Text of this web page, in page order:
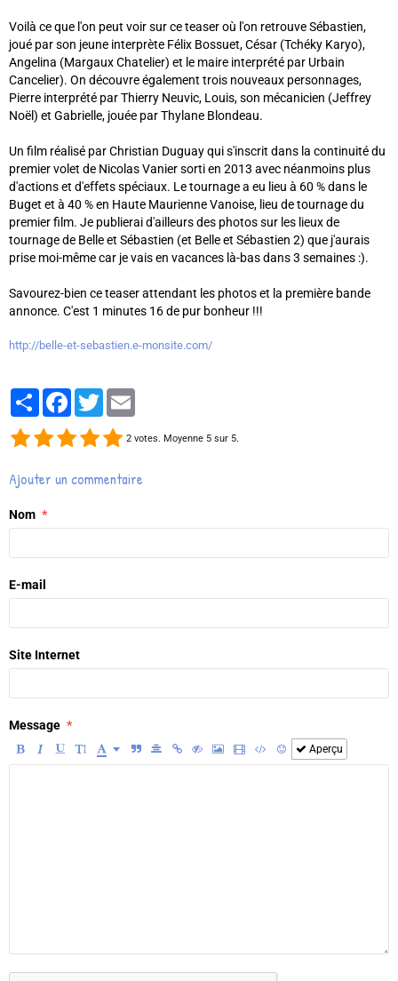
Voilà ce que l'on peut voir sur ce teaser où l'on retrouve Sébastien,
joué par son jeune interprète Félix Bossuet, César (Tchéky Karyo),
Angelina (Margaux Chatelier) et le maire interprété par Urbain
Cancelier). On découvre également trois nouveaux personnages,
Pierre interprété par Thierry Neuvic, Louis, son mécanicien (Jeffrey
Noël) et Gabrielle, jouée par Thylane Blondeau.
Un film réalisé par Christian Duguay qui s'inscrit dans la continuité du
premier volet de Nicolas Vanier sorti en 2013 avec néanmoins plus
d'actions et d'effets spéciaux. Le tournage a eu lieu à 60 % dans le
Buget et à 40 % en Haute Maurienne Vanoise, lieu de tournage du
premier film. Je publierai d'ailleurs des photos sur les lieux de
tournage de Belle et Sébastien (et Belle et Sébastien 2) que j'aurais
prise moi-même car je vais en vacances là-bas dans 3 semaines :).
Savourez-bien ce teaser attendant les photos et la première bande
annonce. C'est 1 minutes 16 de pur bonheur !!!
http://belle-et-sebastien.e-monsite.com/
PartagerFacebook
Twitter
2 votes. Moyenne 5 sur 5.
Ajouter un commentaire
Nom
E-mail
Site Internet
Message
Aperçu